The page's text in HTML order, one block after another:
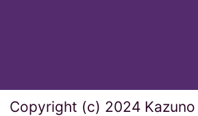
Copyright (c) 2024